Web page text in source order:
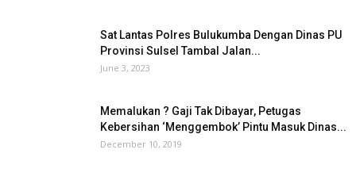
Sat Lantas Polres Bulukumba Dengan Dinas PU
Provinsi Sulsel Tambal Jalan...
June 3, 2023
Memalukan ? Gaji Tak Dibayar, Petugas
Kebersihan ‘Menggembok’ Pintu Masuk Dinas...
December 10, 2019